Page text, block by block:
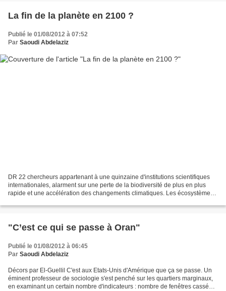
La fin de la planète en 2100 ?
Publié le 01/08/2012 à 07:52
Par Saoudi Abdelaziz
DR 22 chercheurs appartenant à une quinzaine d'institutions scientifiques
internationales, alarment sur une perte de la biodiversité de plus en plus
rapide et une accélération des changements climatiques. Les écosystèmes
"C’est ce qui se passe à Oran"
Publié le 01/08/2012 à 06:45
Par Saoudi Abdelaziz
Décors par El-Guellil C'est aux Etats-Unis d'Amérique que ça se passe. Un
éminent professeur de sociologie s'est penché sur les quartiers marginaux,
en examinant un certain nombre d'indicateurs : nombre de fenêtres cassées,